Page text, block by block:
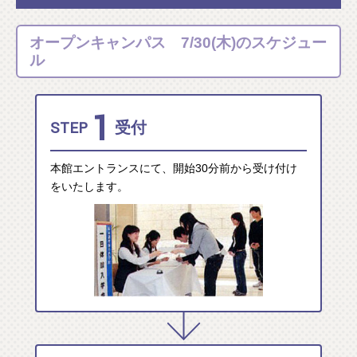
オープンキャンパス 7/30(木)のスケジュー
ル
STEP 1 受付
本館エントランスにて、開始30分前から受け付け
をいたします。